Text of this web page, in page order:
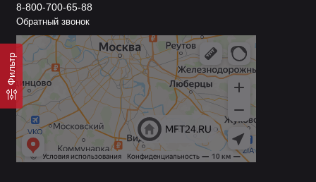
Фильтр
8-800-700-65-88
Обратный звонок